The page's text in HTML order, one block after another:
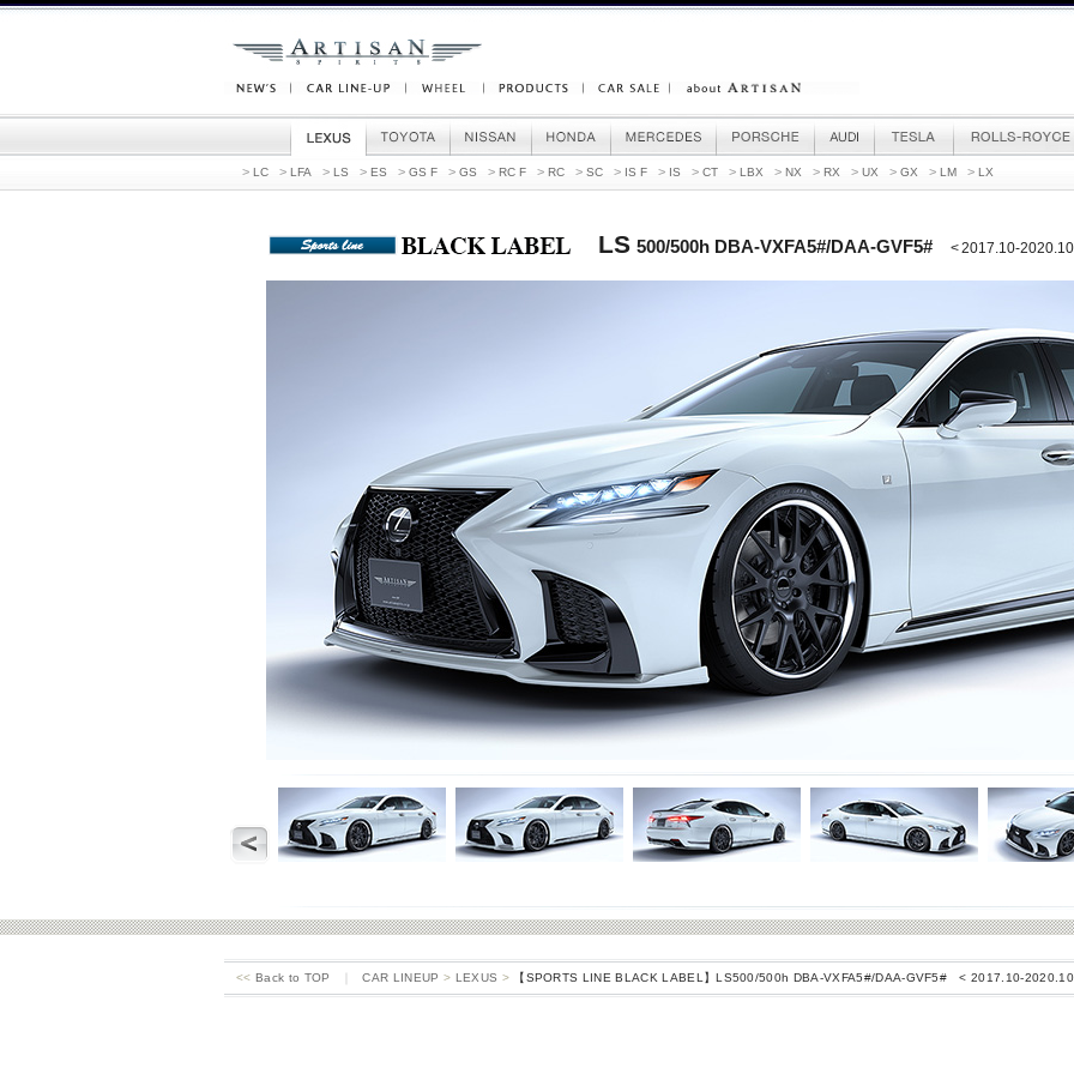
> LC > LFA > LS > ES > GS F > GS > RC F > RC > SC > IS F > IS > CT > LBX > NX > RX > UX > GX > LM > LX
LS500/500h DBA-VXFA5#/DAA-GVF5# < 2017.10-
<< Back to TOP CAR LINEUP > LEXUS > 【SPORTS LINE BLACK LABEL】LS500/500h DBA-VXFA5#/DAA-GVF5# < 2017.10-